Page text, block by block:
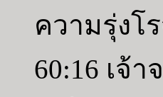
ความรุ่งโ
60:16 เจ้